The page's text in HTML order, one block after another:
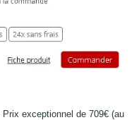
Prix exceptionnel de 709€ (au